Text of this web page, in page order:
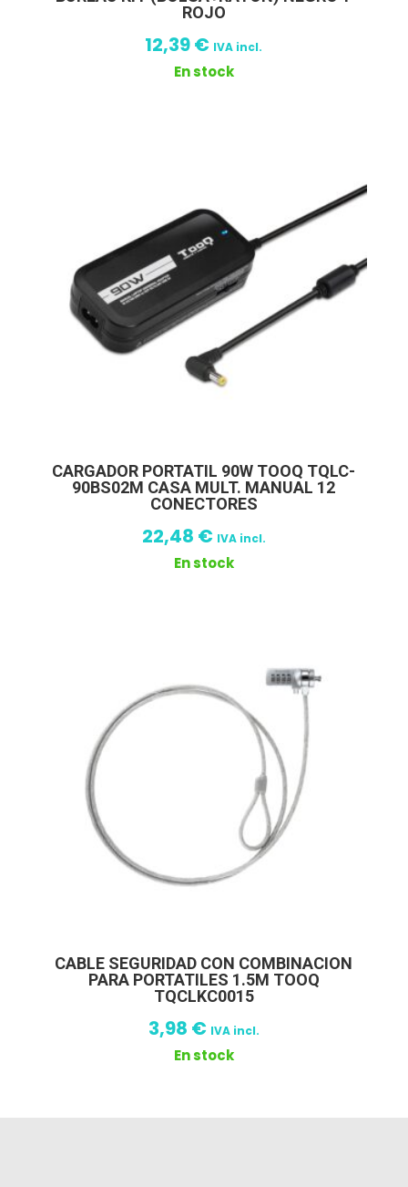
ROJO
12,39€ IVA incl.
En stock
CARGADOR PORTATIL 90W TOOQ TQLC-
90BS02M CASA MULT. MANUAL 12
CONECTORES
22,48 € IVA incl.
En stock
CABLE SEGURIDAD CON COMBINACION
PARA PORTATILES 1.5M TOOQ
TQCLKC0015
3,98 € IVA incl.
En stock